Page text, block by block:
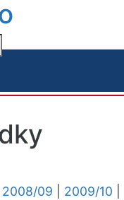
2008/09 2009/10